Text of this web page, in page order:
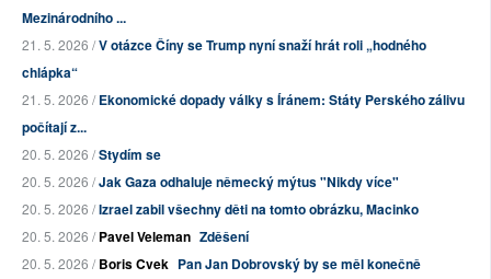
Mezinárodního ...
21. 5. 2026 /V otázce Číny se Trump nyní snaží hrát roli „hodného
chlápka“
21. 5. 2026 /Ekonomické dopady války s Íránem: Státy Perského zálivu
počítají z...
20. 5. 2026 /Stydím se
20. 5. 2026 /Jak Gaza odhaluje německý mýtus "Nikdy více"
20. 5. 2026 /Izrael zabil všechny děti na tomto obrázku, Macinko
20. 5. 2026 /Pavel Veleman Zděšení
20. 5. 2026 /Boris Cvek Pan Jan Dobrovský by se měl konečně